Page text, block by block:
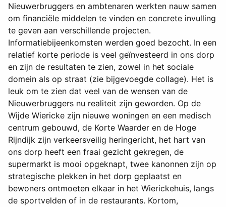
Nieuwerbruggers en ambtenaren werkten nauw samen
om financiële middelen te vinden en concrete invulling
te geven aan verschillende projecten.
Informatiebijeenkomsten werden goed bezocht. In een
relatief korte periode is veel geïnvesteerd in ons dorp
en zijn de resultaten te zien, zowel in het sociale
domein als op straat (zie bijgevoegde collage). Het is
leuk om te zien dat veel van de wensen van de
Nieuwerbruggers nu realiteit zijn geworden. Op de
Wijde Wiericke zijn nieuwe woningen en een medisch
centrum gebouwd, de Korte Waarder en de Hoge
Rijndijk zijn verkeersveilig heringericht, het hart van
ons dorp heeft een fraai gezicht gekregen, de
supermarkt is mooi opgeknapt, twee kanonnen zijn op
strategische plekken in het dorp geplaatst en
bewoners ontmoeten elkaar in het Wierickehuis, langs
de sportvelden of in de restaurants. Kortom,